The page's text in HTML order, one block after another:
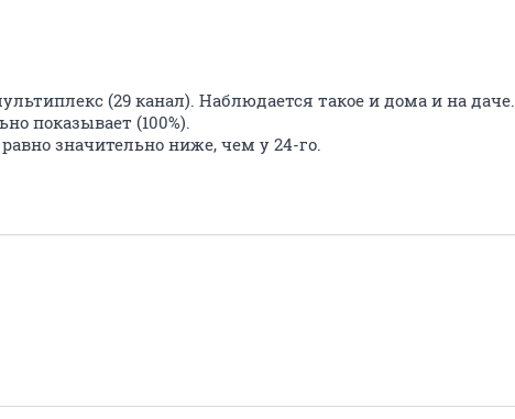
(29 канал). Наблюдается такое и дома и на даче.
показывает (100%).
значительно ниже, чем у 24-го.